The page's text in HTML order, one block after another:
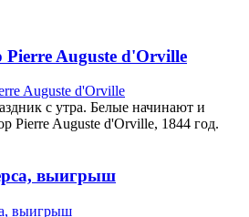
Pierre Auguste d'Orville
с утра. Белые начинают и
Pierre Auguste d'Orville, 1844 год.
выигрыш